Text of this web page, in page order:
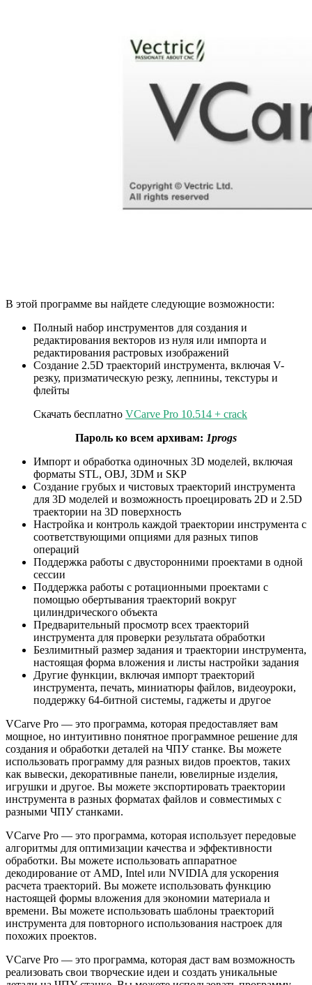
В этой программе вы найдете следующие возможности:
Полный набор инструментов для создания и
редактирования векторов из нуля или импорта и
редактирования растровых изображений
Создание 2.5D траекторий инструмента, включая V-
резку, призматическую резку, лепнины, текстуры и
флейты
Скачать бесплатно VCarve Pro 10.514 + crack
Пароль ко всем архивам: 1progs
Импорт и обработка одиночных 3D моделей, включая
форматы STL, OBJ, 3DM и SKP
Создание грубых и чистовых траекторий инструмента
для 3D моделей и возможность проецировать 2D и 2.5D
траектории на 3D поверхность
Настройка и контроль каждой траектории инструмента с
соответствующими опциями для разных типов
операций
Поддержка работы с двусторонними проектами в одной
сессии
Поддержка работы с ротационными проектами с
помощью обертывания траекторий вокруг
цилиндрического объекта
Предварительный просмотр всех траекторий
инструмента для проверки результата обработки
Безлимитный размер задания и траектории инструмента,
настоящая форма вложения и листы настройки задания
Другие функции, включая импорт траекторий
инструмента, печать, миниатюры файлов, видеоуроки,
поддержку 64-битной системы, гаджеты и другое
VCarve Pro — это программа, которая предоставляет вам
мощное, но интуитивно понятное программное решение для
создания и обработки деталей на ЧПУ станке. Вы можете
использовать программу для разных видов проектов, таких
как вывески, декоративные панели, ювелирные изделия,
игрушки и другое. Вы можете экспортировать траектории
инструмента в разных форматах файлов и совместимых с
разными ЧПУ станками.
VCarve Pro — это программа, которая использует передовые
алгоритмы для оптимизации качества и эффективности
обработки. Вы можете использовать аппаратное
декодирование от AMD, Intel или NVIDIA для ускорения
расчета траекторий. Вы можете использовать функцию
настоящей формы вложения для экономии материала и
времени. Вы можете использовать шаблоны траекторий
инструмента для повторного использования настроек для
похожих проектов.
VCarve Pro — это программа, которая даст вам возможность
реализовать свои творческие идеи и создать уникальные